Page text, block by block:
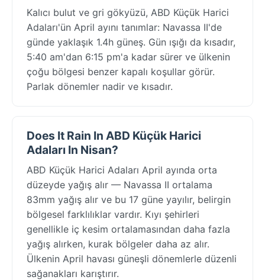
Kalıcı bulut ve gri gökyüzü, ABD Küçük Harici
Adaları'ün April ayını tanımlar: Navassa II'de
günde yaklaşık 1.4h güneş. Gün ışığı da kısadır,
5:40 am'dan 6:15 pm'a kadar sürer ve ülkenin
çoğu bölgesi benzer kapalı koşullar görür.
Parlak dönemler nadir ve kısadır.
Does It Rain In ABD Küçük Harici
Adaları In Nisan?
ABD Küçük Harici Adaları April ayında orta
düzeyde yağış alır — Navassa II ortalama
83mm yağış alır ve bu 17 güne yayılır, belirgin
bölgesel farklılıklar vardır. Kıyı şehirleri
genellikle iç kesim ortalamasından daha fazla
yağış alırken, kurak bölgeler daha az alır.
Ülkenin April havası güneşli dönemlerle düzenli
sağanakları karıştırır.